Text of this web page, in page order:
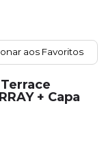
aos Favoritos
+ Capa